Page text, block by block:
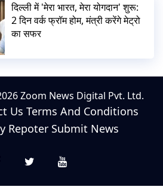
दिल्ली में 'मेरा भारत, मेरा योगदान' शुरू:
2 दिन वर्क फ्रॉम होम, मंत्री करेंगे मेट्रो
का सफर
Zoom News Digital Pvt. Ltd.
Us Terms And Conditions
Repoter Submit News